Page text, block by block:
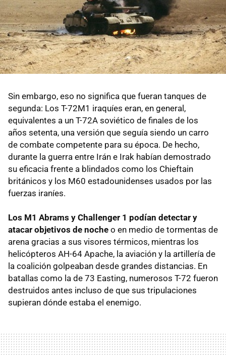
Sin embargo, eso no significa que fueran tanques de
segunda: Los T-72M1 iraquíes eran, en general,
equivalentes a un T-72A soviético de finales de los
años setenta, una versión que seguía siendo un carro
de combate competente para su época. De hecho,
durante la guerra entre Irán e Irak habían demostrado
su eficacia frente a blindados como los Chieftain
británicos y los M60 estadounidenses usados por las
fuerzas iraníes.
Los M1 Abrams y Challenger 1 podían detectar y
atacar objetivos de noche o en medio de tormentas de
arena gracias a sus visores térmicos, mientras los
helicópteros AH-64 Apache, la aviación y la artillería de
la coalición golpeaban desde grandes distancias. En
batallas como la de 73 Easting, numerosos T-72 fueron
destruidos antes incluso de que sus tripulaciones
supieran dónde estaba el enemigo.